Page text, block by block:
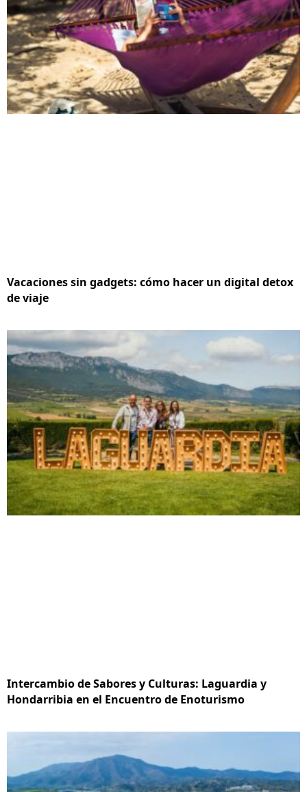
Vacaciones sin gadgets: cómo hacer un digital detox
de viaje
Intercambio de Sabores y Culturas: Laguardia y
Hondarribia en el Encuentro de Enoturismo